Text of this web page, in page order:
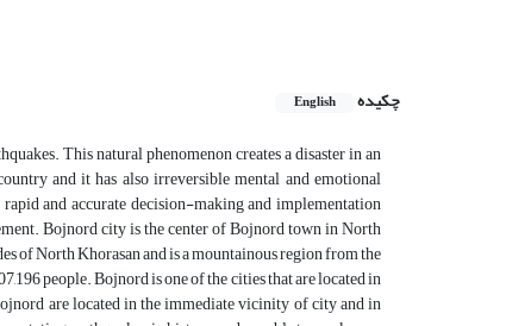
چکیده
English
This natural phenomenon creates a disaster in an
and it has also irreversible mental and emotional
and accurate decision-making and implementation
Bojnord city is the center of Bojnord town in North
of North Khorasan and is a mountainous region from the
people. Bojnord is one of the cities that are located in
are located in the immediate vicinity of city and in